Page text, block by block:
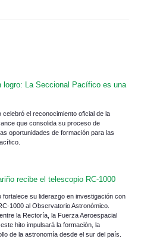
logro: La Seccional Pacífico es una
celebró el reconocimiento oficial de la
que consolida su proceso de
oportunidades de formación para las
recibe el telescopio RC-1000
fortalece su liderazgo en investigación con
1000 al Observatorio Astronómico.
la Rectoría, la Fuerza Aeroespacial
hito impulsará la formación, la
de la astronomía desde el sur del país.